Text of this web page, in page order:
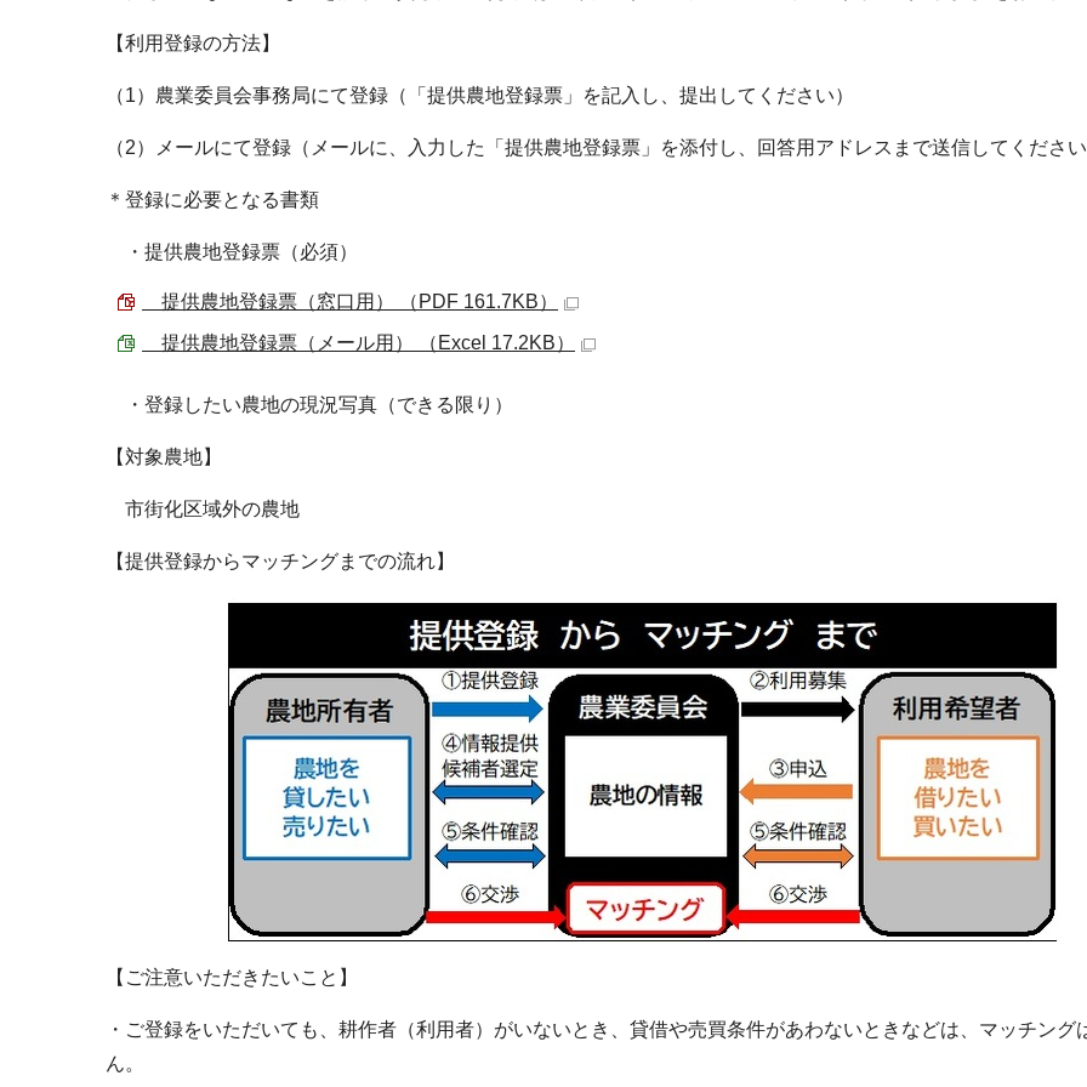
【利用登録の方法】
（1）農業委員会事務局にて登録（「提供農地登録票」を記入し、提出してください）
（2）メールにて登録（メールに、入力した「提供農地登録票」を添付し、回答用アドレスまで送信してくださ
＊登録に必要となる書類
・提供農地登録票（必須）
提供農地登録票（窓口用） （PDF 161.7KB）
提供農地登録票（メール用） （Excel 17.2KB）
・登録したい農地の現況写真（できる限り）
【対象農地】
市街化区域外の農地
【提供登録からマッチングまでの流れ】
【ご注意いただきたいこと】
・ご登録をいただいても、耕作者（利用者）がいないとき、貸借や売買条件があわないときなどは、マッチング
ん。